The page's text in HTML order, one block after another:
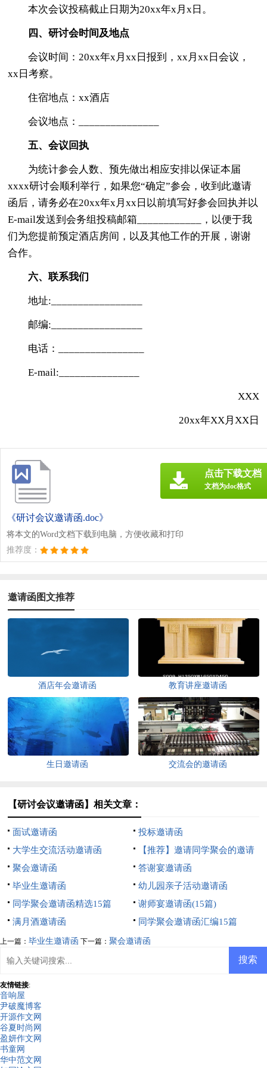
本次会议投稿截止日期为20xx年x月x日。
四、研讨会时间及地点
会议时间：20xx年x月xx日报到，xx月xx日会议，
xx日考察。
住宿地点：xx酒店
会议地点：_______________
五、会议回执
为统计参会人数、预先做出相应安排以保证本届
xxxx研讨会顺利举行，如果您“确定”参会，收到此邀请
函后，请务必在20xx年x月xx日以前填写好参会回执并以
E-mail发送到会务组投稿邮箱____________，以便于我
们为您提前预定酒店房间，以及其他工作的开展，谢谢
合作。
六、联系我们
地址:_________________
邮编:_________________
电话：________________
E-mail:_______________
XXX
20xx年XX月XX日
《研讨会议邀请函.doc》
将本文的Word文档下载到电脑，方便收藏和打印
推荐度：
点击下载文档
文档为doc格式
邀请函图文推荐
酒店年会邀请函 教育讲座邀请函
生日邀请函 交流会的邀请函
【研讨会议邀请函】相关文章：
面试邀请函
投标邀请函
大学生交流活动邀请函
【推荐】邀请同学聚会的邀请
函范文汇编8篇
聚会邀请函
答谢宴邀请函
毕业生邀请函
幼儿园亲子活动邀请函
同学聚会邀请函精选15篇
谢师宴邀请函(15篇)
满月酒邀请函
同学聚会邀请函汇编15篇
上一篇： 毕业生邀请函 下一篇： 聚会邀请函
友情链接:
音响屋
尹破魔博客
开源作文网
谷夏时尚网
盈妍作文网
书童网
华中范文网